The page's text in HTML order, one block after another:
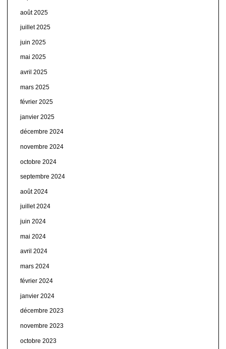
août 2025
juillet 2025
juin 2025
mai 2025
avril 2025
mars 2025
février 2025
janvier 2025
décembre 2024
novembre 2024
octobre 2024
septembre 2024
août 2024
juillet 2024
juin 2024
mai 2024
avril 2024
mars 2024
février 2024
janvier 2024
décembre 2023
novembre 2023
octobre 2023